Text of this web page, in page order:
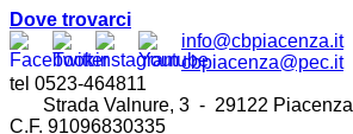
Dove trovarci
info@cbpiacenza.it
cbpiacenza@pec.it
tel 0523-464811
Strada Valnure, 3 - 29122 Piacenza
C.F. 91096830335